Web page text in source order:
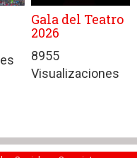
Gala del Teatro
2026
8955
Visualizaciones